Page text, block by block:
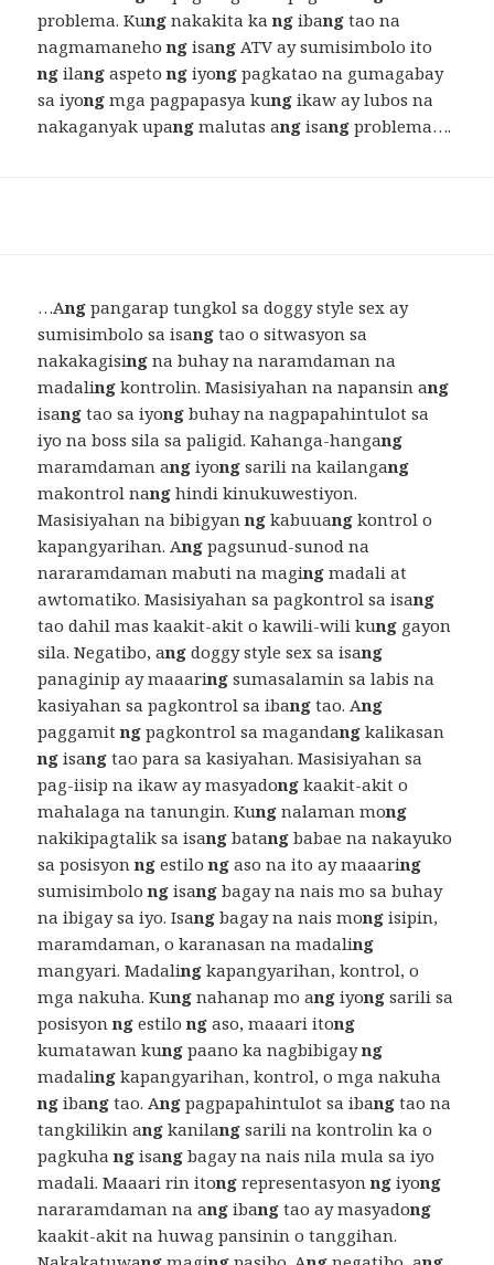
problema. Kung nakakita kang ibang tao na
nagmamanehong isang ATV ay sumisimbolo ito
ng ilang aspetong iyong pagkatao na gumagabay
sa iyong mga pagpapasya kung ikaw ay lubos na
nakaganyak upang malutas ang isang problema….
…Ang pangarap tungkol sa doggy style sex ay
sumisimbolo sa isang tao o sitwasyon sa
nakakagising na buhay na naramdaman na
madaling kontrolin. Masisiyahan na napansin ang
isang tao sa iyong buhay na nagpapahintulot sa
iyo na boss sila sa paligid. Kahanga-hangang
maramdaman ang iyong sarili na kailangang
makontrol nang hindi kinukuwestiyon.
Masisiyahan na bibigyanng kabuuang kontrol o
kapangyarihan. Ang pagsunud-sunod na
nararamdaman mabuti na maging madali at
awtomatiko. Masisiyahan sa pagkontrol sa isang
tao dahil mas kaakit-akit o kawili-wili kung gayon
sila. Negatibo, ang doggy style sex sa isang
panaginip ay maaaring sumasalamin sa labis na
kasiyahan sa pagkontrol sa ibang tao. Ang
paggamitng pagkontrol sa magandang kalikasan
ng isang tao para sa kasiyahan. Masisiyahan sa
pag-iisip na ikaw ay masyadong kaakit-akit o
mahalaga na tanungin. Kung nalaman mong
nakikipagtalik sa isang batang babae na nakayuko
sa posisyonng estilong aso na ito ay maaaring
sumisimbolong isang bagay na nais mo sa buhay
na ibigay sa iyo. Isang bagay na nais mong isipin,
maramdaman, o karanasan na madaling
mangyari. Madaling kapangyarihan, kontrol, o
mga nakuha. Kung nahanap mo ang iyong sarili sa
posisyonng estilong aso, maaari itong
kumatawan kung paano ka nagbibigayng
madaling kapangyarihan, kontrol, o mga nakuha
ng ibang tao. Ang pagpapahintulot sa ibang tao na
tangkilikin ang kanilang sarili na kontrolin ka o
pagkuhang isang bagay na nais nila mula sa iyo
madali. Maaari rin itong representasyonng iyong
nararamdaman na ang ibang tao ay masyadong
kaakit-akit na huwag pansinin o tanggihan.